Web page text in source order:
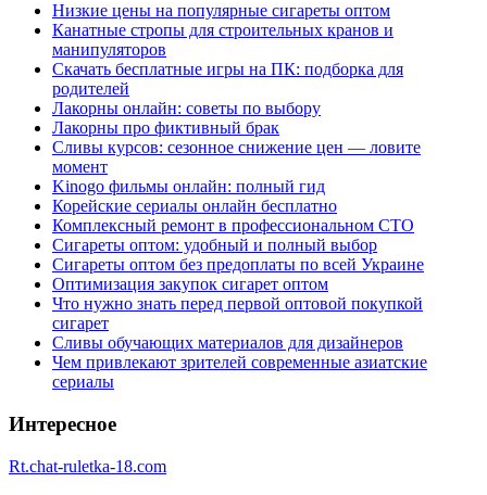
Низкие цены на популярные сигареты оптом
Канатные стропы для строительных кранов и
манипуляторов
Скачать бесплатные игры на ПК: подборка для
родителей
Лакорны онлайн: советы по выбору
Лакорны про фиктивный брак
Сливы курсов: сезонное снижение цен — ловите
момент
Kinogo фильмы онлайн: полный гид
Корейские сериалы онлайн бесплатно
Комплексный ремонт в профессиональном СТО
Сигареты оптом: удобный и полный выбор
Сигареты оптом без предоплаты по всей Украине
Оптимизация закупок сигарет оптом
Что нужно знать перед первой оптовой покупкой
сигарет
Сливы обучающих материалов для дизайнеров
Чем привлекают зрителей современные азиатские
сериалы
Интересное
Rt.chat-ruletka-18.com